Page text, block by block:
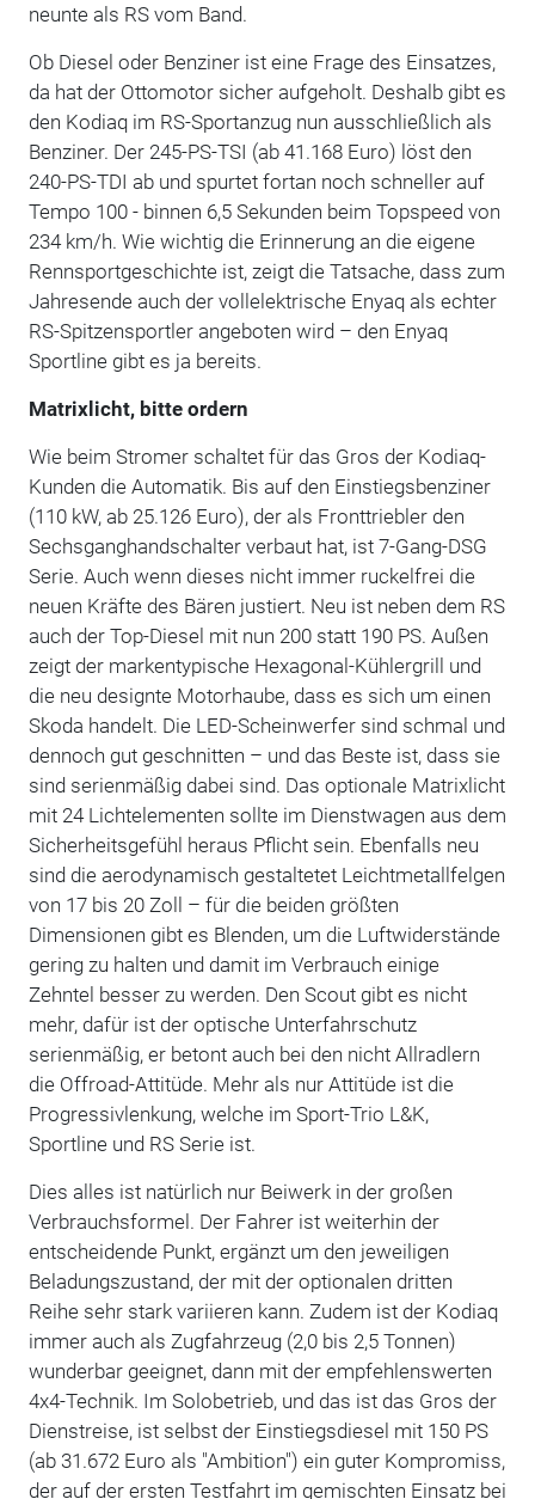
neunte als RS vom Band.
Ob Diesel oder Benziner ist eine Frage des Einsatzes,
da hat der Ottomotor sicher aufgeholt. Deshalb gibt es
den Kodiaq im RS-Sportanzug nun ausschließlich als
Benziner. Der 245-PS-TSI (ab 41.168 Euro) löst den
240-PS-TDI ab und spurtet fortan noch schneller auf
Tempo 100 - binnen 6,5 Sekunden beim Topspeed von
234 km/h. Wie wichtig die Erinnerung an die eigene
Rennsportgeschichte ist, zeigt die Tatsache, dass zum
Jahresende auch der vollelektrische Enyaq als echter
RS-Spitzensportler angeboten wird – den Enyaq
Sportline gibt es ja bereits.
Matrixlicht, bitte ordern
Wie beim Stromer schaltet für das Gros der Kodiaq-
Kunden die Automatik. Bis auf den Einstiegsbenziner
(110 kW, ab 25.126 Euro), der als Fronttriebler den
Sechsganghandschalter verbaut hat, ist 7-Gang-DSG
Serie. Auch wenn dieses nicht immer ruckelfrei die
neuen Kräfte des Bären justiert. Neu ist neben dem RS
auch der Top-Diesel mit nun 200 statt 190 PS. Außen
zeigt der markentypische Hexagonal-Kühlergrill und
die neu designte Motorhaube, dass es sich um einen
Skoda handelt. Die LED-Scheinwerfer sind schmal und
dennoch gut geschnitten – und das Beste ist, dass sie
sind serienmäßig dabei sind. Das optionale Matrixlicht
mit 24 Lichtelementen sollte im Dienstwagen aus dem
Sicherheitsgefühl heraus Pflicht sein. Ebenfalls neu
sind die aerodynamisch gestaltetet Leichtmetallfelgen
von 17 bis 20 Zoll – für die beiden größten
Dimensionen gibt es Blenden, um die Luftwiderstände
gering zu halten und damit im Verbrauch einige
Zehntel besser zu werden. Den Scout gibt es nicht
mehr, dafür ist der optische Unterfahrschutz
serienmäßig, er betont auch bei den nicht Allradlern
die Offroad-Attitüde. Mehr als nur Attitüde ist die
Progressivlenkung, welche im Sport-Trio L&K,
Sportline und RS Serie ist.
Dies alles ist natürlich nur Beiwerk in der großen
Verbrauchsformel. Der Fahrer ist weiterhin der
entscheidende Punkt, ergänzt um den jeweiligen
Beladungszustand, der mit der optionalen dritten
Reihe sehr stark variieren kann. Zudem ist der Kodiaq
immer auch als Zugfahrzeug (2,0 bis 2,5 Tonnen)
wunderbar geeignet, dann mit der empfehlenswerten
4x4-Technik. Im Solobetrieb, und das ist das Gros der
Dienstreise, ist selbst der Einstiegsdiesel mit 150 PS
(ab 31.672 Euro als "Ambition") ein guter Kompromiss,
der auf der ersten Testfahrt im gemischten Einsatz bei